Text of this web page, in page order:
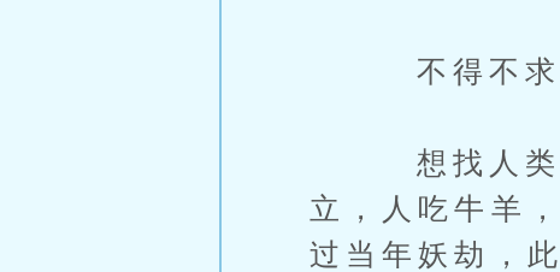
不得不求
想找人类修
立，人吃牛羊
过当年妖劫，